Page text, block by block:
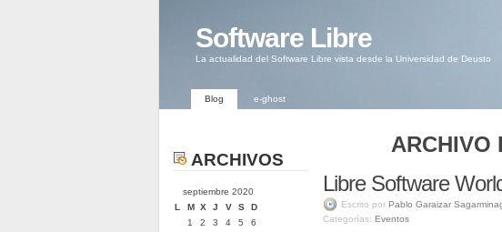
Software Libre
La actualidad del Software Libre vista desde la Universidad de Deusto
Blog e-ghost
ARCHIVOS
septiembre 2020
L
M X J V S D
1 2 3 4 5
6
ARCHIVO
Libre Software
Escrito por Pablo Garaizar
Categorías: Eventos